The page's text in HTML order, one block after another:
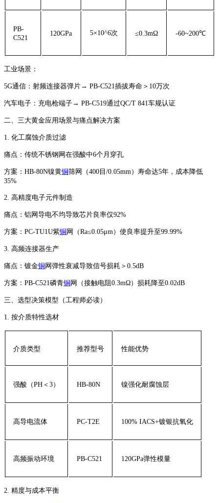
PB-
C521
120GPa 5×10^6次 ≤0.3mΩ -60~200℃
工业场景：
‌5G通信‌：射频连接器弹片→ PB-C521插拔寿命＞10万次
‌汽车电子‌：充电枪端子→ PB-C519通过QC/T 841车规认证
二、三大黄金应用场景与痛点解决方案
1. ‌化工腐蚀介质过滤‌
‌痛点‌：传统不锈钢网在强酸中6个月穿孔
‌方案‌：HB-80N镍黄铜筛网（400目/0.05mm）寿命达5年，成本降低
35%
2. ‌高精度电子元件制造‌
‌痛点‌：铝网导电不均导致芯片良率仅92%
‌方案‌：PC-TU1U紫铜 网（Ra≤0.05μm）使良率提升至99.99%
3. ‌高频连接器生产‌
‌痛点‌：镀金铜 网弹性衰减导致信号损耗＞0.5dB
‌方案‌：PB-C521磷青铜 网（接触电阻0.3mΩ）损耗降至0.02dB
三、选型决策模型（工程师必读）
1. ‌按介质特性选材‌
介质类型 推荐型号 性能优势
强酸（PH＜3） HB-80N 镍强化耐腐蚀层
高导电流体 PC-T2E 100% IACS+镀银抗氧化
高频振动环境 PB-C521 120GPa弹性模量
2. ‌精度与成本平衡‌